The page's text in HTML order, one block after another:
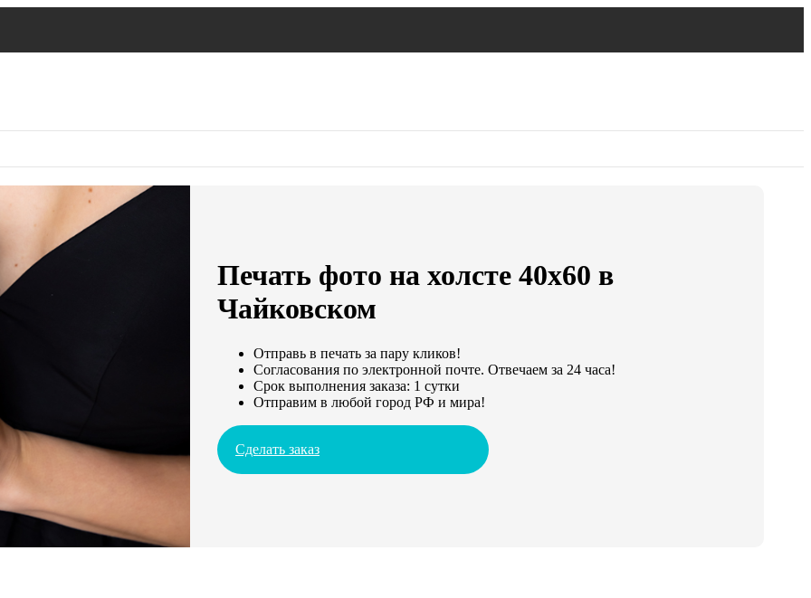
Печать фото на холсте 40х60 в
Чайковском
Отправь в печать за пару кликов!
Согласования по электронной почте. Отвечаем за 24 часа!
Срок выполнения заказа: 1 сутки
Отправим в любой город РФ и мира!
Сделать заказ